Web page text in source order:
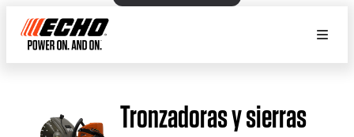
Tronzadoras y sierras